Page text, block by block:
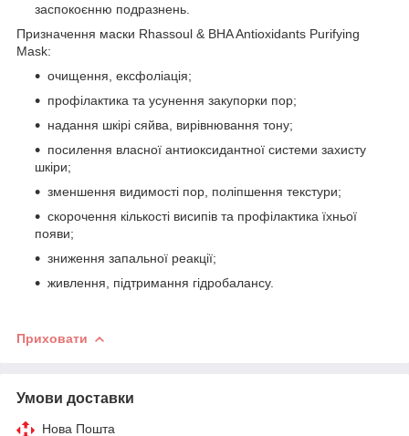
заспокоєнню подразнень.
Призначення маски Rhassoul & BHA Antioxidants Purifying
Mask:
очищення, ексфоліація;
профілактика та усунення закупорки пор;
надання шкірі сяйва, вирівнювання тону;
посилення власної антиоксидантної системи захисту
шкіри;
зменшення видимості пор, поліпшення текстури;
скорочення кількості висипів та профілактика їхньої
появи;
зниження запальної реакції;
живлення, підтримання гідробалансу.
Приховати
Умови доставки
Нова Пошта